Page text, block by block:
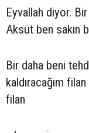
Eyvallah diyor.
Aksüt ben sakın
Bir daha beni
kaldıracağım
filan